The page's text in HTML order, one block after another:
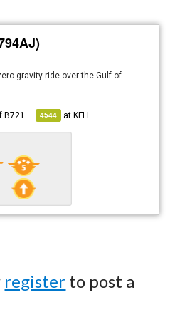
gravity ride over the Gulf of
B721 4544 atKFLL
register to post a